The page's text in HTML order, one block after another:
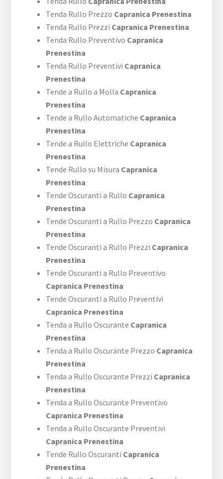
Tenda Rullo Prezzo Capranica Prenestina
Tenda Rullo Prezzi Capranica Prenestina
Tenda Rullo Preventivo Capranica
Prenestina
Tenda Rullo Preventivi Capranica
Prenestina
Tende a Rullo a Molla Capranica
Prenestina
Tende a Rullo Automatiche Capranica
Prenestina
Tende a Rullo Elettriche Capranica
Prenestina
Tende Rullo su Misura Capranica
Prenestina
Tende Oscuranti a Rullo Capranica
Prenestina
Tende Oscuranti a Rullo Prezzo Capranica
Prenestina
Tende Oscuranti a Rullo Prezzi Capranica
Prenestina
Tende Oscuranti a Rullo Preventivo
Capranica Prenestina
Tende Oscuranti a Rullo Preventivi
Capranica Prenestina
Tenda a Rullo Oscurante Capranica
Prenestina
Tenda a Rullo Oscurante Prezzo Capranica
Prenestina
Tenda a Rullo Oscurante Prezzi Capranica
Prenestina
Tenda a Rullo Oscurante Preventivo
Capranica Prenestina
Tenda a Rullo Oscurante Preventivi
Capranica Prenestina
Tende Rullo Oscuranti Capranica
Prenestina